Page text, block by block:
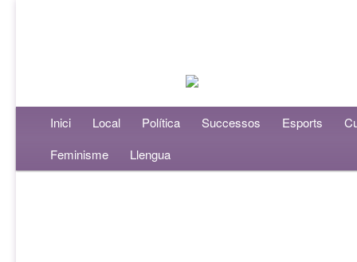
Menú principalAneu al contingut principal
Aneu al contingut secundari
Inici Local Política Successos Esports
Feminisme
Llengua